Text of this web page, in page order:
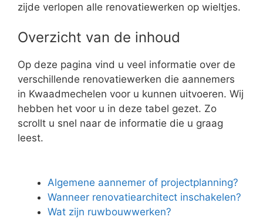
zijde verlopen alle renovatiewerken op wieltjes.
Overzicht van de inhoud
Op deze pagina vind u veel informatie over de
verschillende renovatiewerken die aannemers
in Kwaadmechelen voor u kunnen uitvoeren. Wij
hebben het voor u in deze tabel gezet. Zo
scrollt u snel naar de informatie die u graag
leest.
Algemene aannemer of projectplanning?
Wanneer renovatiearchitect inschakelen?
Wat zijn ruwbouwwerken?